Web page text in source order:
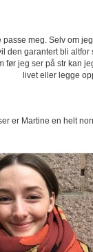
meg. Selv om
den garantert bli
før jeg ser på str kan
livet eller legge
er Martine en helt